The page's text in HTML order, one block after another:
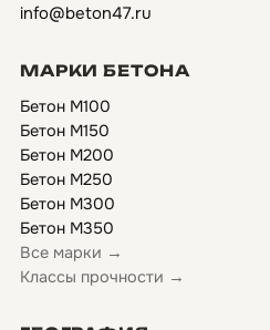
info@beton47.ru
МАРКИ БЕТОНА
Бетон М100
Бетон М150
Бетон М200
Бетон М250
Бетон М300
Бетон М350
Все марки →
Классы прочности →